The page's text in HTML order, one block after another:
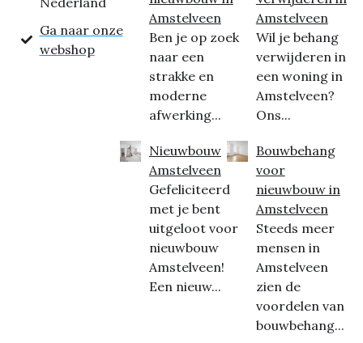
Ga naar onze
webshop
Amstelveen
Ben je op zoek
naar een
strakke en
moderne
afwerking...
Nieuwbouw
Amstelveen
Gefeliciteerd
met je bent
uitgeloot voor
nieuwbouw
Amstelveen!
Een nieuw...
Amstelveen
Wil je behang
verwijderen in
een woning in
Amstelveen?
Ons...
Bouwbehang
voor
nieuwbouw in
Amstelveen
Steeds meer
mensen in
Amstelveen
zien de
voordelen van
bouwbehang...